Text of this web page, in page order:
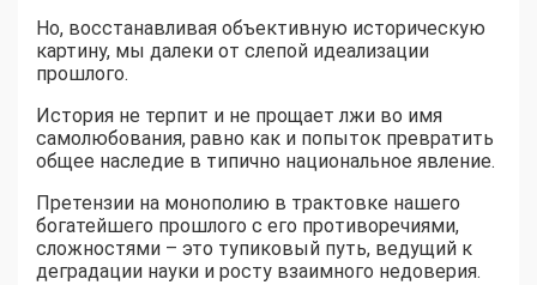
Но, восстанавливая объективную историческую
картину, мы далеки от слепой идеализации
прошлого.
История не терпит и не прощает лжи во имя
самолюбования, равно как и попыток превратить
общее наследие в типично национальное явление.
Претензии на монополию в трактовке нашего
богатейшего прошлого с его противоречиями,
сложностями – это тупиковый путь, ведущий к
деградации науки и росту взаимного недоверия.